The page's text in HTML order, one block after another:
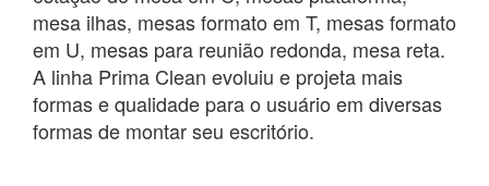
mesa ilhas, mesas formato em T, mesas formato
em U, mesas para reunião redonda, mesa reta.
A linha Prima Clean evoluiu e projeta mais
formas e qualidade para o usuário em diversas
formas de montar seu escritório.